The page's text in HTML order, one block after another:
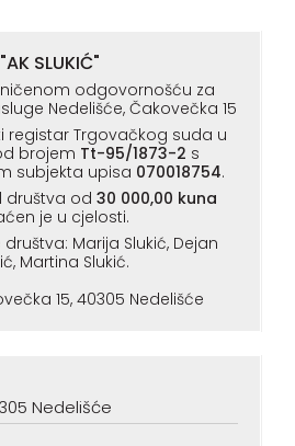
"AK SLUKIĆ"
odgovornošću za
Nedelišće, Čakovečka 15
registar Trgovačkog suda u
brojem Tt-95/1873-2 s
subjekta upisa 070018754.
društva od 30 000,00 kuna
je u cjelosti.
Marija Slukić, Dejan
Martina Slukić.
15, 40305 Nedelišće
Nedelišće